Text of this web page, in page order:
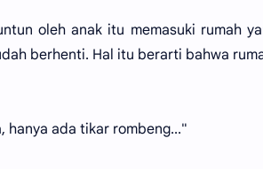
oleh anak itu memasuki rumah
berhenti. Hal itu berarti bahwa
hanya ada tikar rombeng..."